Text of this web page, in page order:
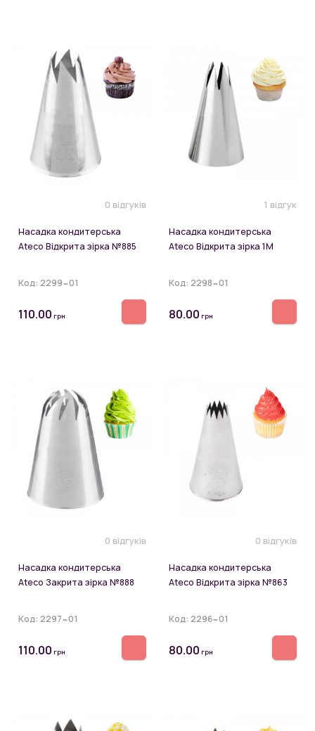
0 відгуків
Насадка кондитерська
Ateco Відкрита зірка №885
Код: 2299~01
110.00 грн
1 відгук
Насадка кондитерська
Ateco Відкрита зірка 1М
Код: 2298~01
80.00 грн
0 відгуків
Насадка кондитерська
Ateco Закрита зірка №888
Код: 2297~01
110.00 грн
0 відгуків
Насадка кондитерська
Ateco Відкрита зірка №863
Код: 2296~01
80.00 грн